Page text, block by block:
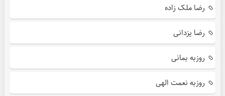
رضا ملک زاده
رضا یزدانی
روزبه بمانی
روزبه نعمت الهی